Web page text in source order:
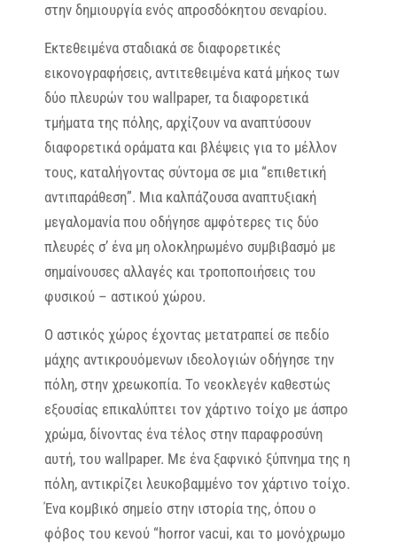
στην δημιουργία ενός απροσδόκητου σεναρίου.
Εκτεθειμένα σταδιακά σε διαφορετικές
εικονογραφήσεις, αντιτεθειμένα κατά μήκος των
δύο πλευρών του wallpaper, τα διαφορετικά
τμήματα της πόλης, αρχίζουν να αναπτύσουν
διαφορετικά οράματα και βλέψεις για το μέλλον
τους, καταλήγοντας σύντομα σε μια “επιθετική
αντιπαράθεση”. Μια καλπάζουσα αναπτυξιακή
μεγαλομανία που οδήγησε αμφότερες τις δύο
πλευρές σ’ ένα μη ολοκληρωμένο συμβιβασμό με
σημαίνουσες αλλαγές και τροποποιήσεις του
φυσικού – αστικού χώρου.
Ο αστικός χώρος έχοντας μετατραπεί σε πεδίο
μάχης αντικρουόμενων ιδεολογιών οδήγησε την
πόλη, στην χρεωκοπία. Το νεοκλεγέν καθεστώς
εξουσίας επικαλύπτει τον χάρτινο τοίχο με άσπρο
χρώμα, δίνοντας ένα τέλος στην παραφροσύνη
αυτή, του wallpaper. Με ένα ξαφνικό ξύπνημα της η
πόλη, αντικρίζει λευκοβαμμένο τον χάρτινο τοίχο.
Ένα κομβικό σημείο στην ιστορία της, όπου ο
φόβος του κενού “horror vacui, και το μονόχρωμο